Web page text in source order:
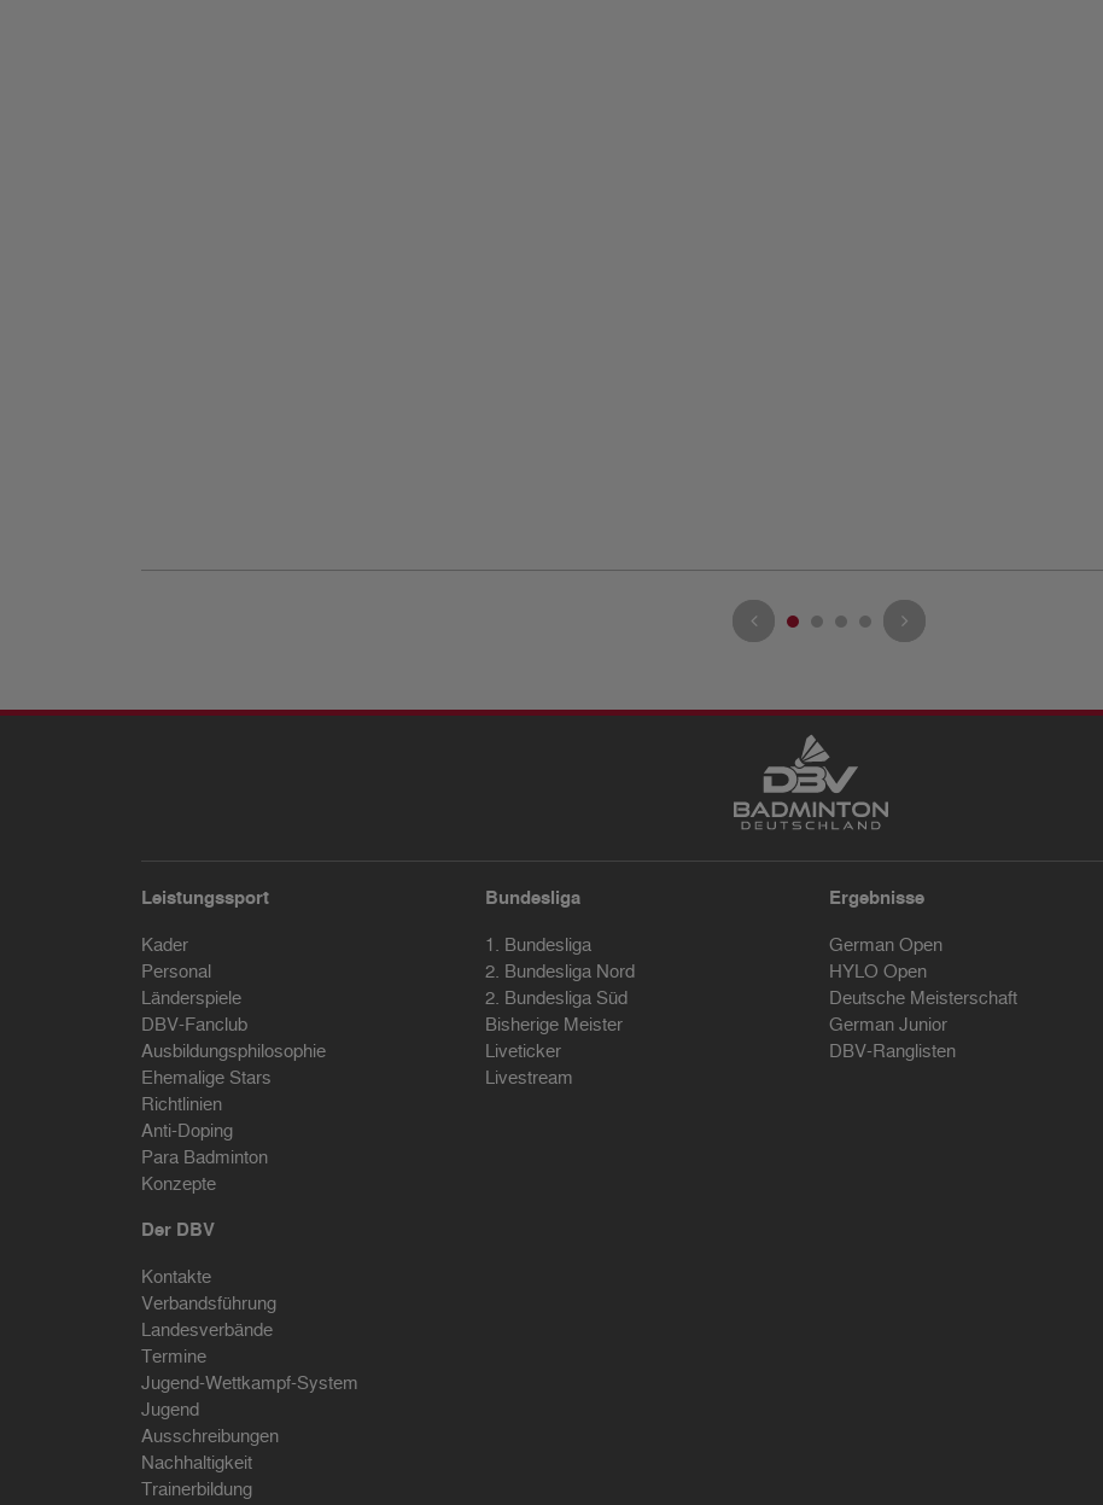
Leistungssport
Kader
Personal
Länderspiele
DBV-Fanclub
Ausbildungsphilosophie
Ehemalige Stars
Richtlinien
Anti-Doping
Para Badminton
Konzepte
Bundesliga
1. Bundesliga
2. Bundesliga Nord
2. Bundesliga Süd
Bisherige Meister
Liveticker
Livestream
Ergebnisse
German Open
HYLO Open
Deutsche Meisterschaft
German Junior
DBV-Ranglisten
Der DBV
Kontakte
Verbandsführung
Landesverbände
Termine
Jugend-Wettkampf-System
Jugend
Ausschreibungen
Nachhaltigkeit
Trainerbildung